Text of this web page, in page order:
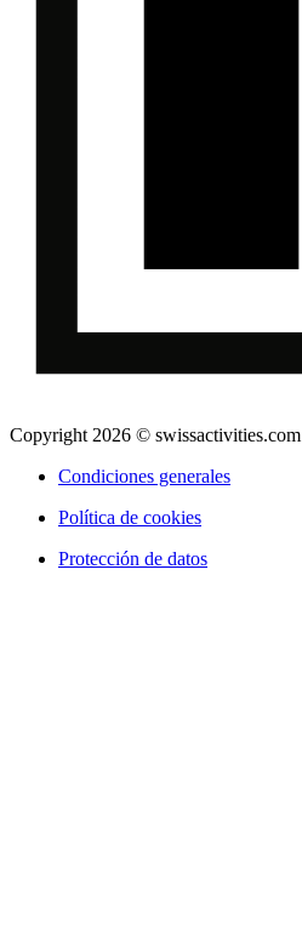
Copyright 2026 © swissactivities.com
Condiciones generales
Política de cookies
Protección de datos